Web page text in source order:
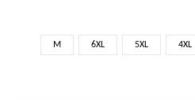
4XL
5XL
6XL
M